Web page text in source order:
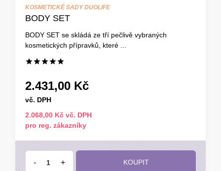
KOSMETICKÉ SADY DUOLIFE
BODY SET
BODY SET se skládá ze tří pečlivě vybraných
kosmetických přípravků, které ...
2.431,00 Kč
vč. DPH
2.068,00 Kč vč. DPH
pro reg. zákazníky
- + KOUPIT